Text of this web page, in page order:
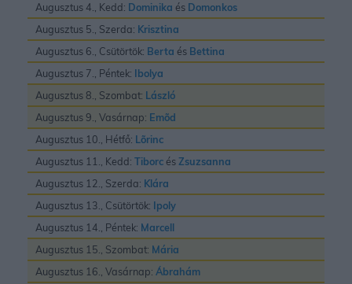
Augusztus 4., Kedd: Dominika és Domonkos
Augusztus 5., Szerda: Krisztina
Augusztus 6., Csütörtök: Berta és Bettina
Augusztus 7., Péntek: Ibolya
Augusztus 8., Szombat: László
Augusztus 9., Vasárnap: Emõd
Augusztus 10., Hétfő: Lõrinc
Augusztus 11., Kedd: Tiborc ésZsuzsanna
Augusztus 12., Szerda: Klára
Augusztus 13., Csütörtök: Ipoly
Augusztus 14., Péntek: Marcell
Augusztus 15., Szombat: Mária
Augusztus 16., Vasárnap: Ábrahám